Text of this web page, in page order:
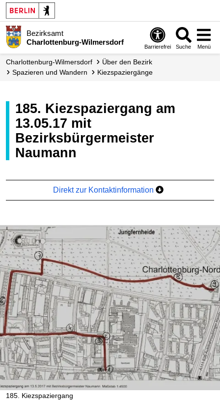
Bezirksamt
Charlottenburg-Wilmersdorf
Barrierefrei Suche Menü
Charlottenburg-Wilmersdorf
Über den Bezirk
Spazieren und Wandern
Kiez­spaziergänge
185. Kiezspaziergang am
13.05.17 mit
Bezirksbürgermeister
Naumann
Direkt zur Kontaktinformation
185. Kiezspaziergang